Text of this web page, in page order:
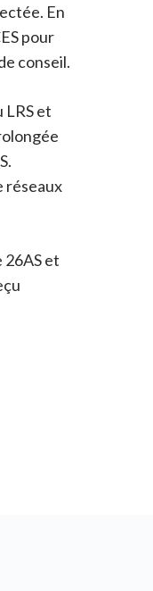
En
pour
conseil.
et
réseaux
26AS et